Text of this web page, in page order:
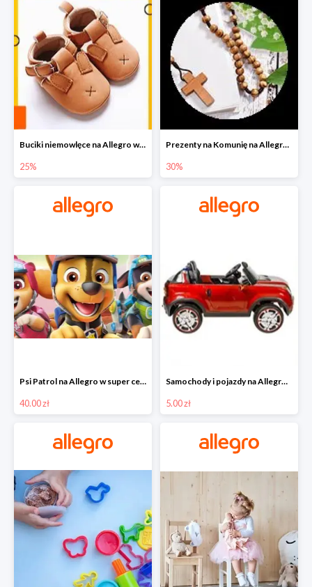
Buciki niemowlęce na Allegro w super cenach
25%
Prezenty na Komunię na Allegro do -30%
30%
Psi Patrol na Allegro w super cenach od 40 zł
40.00 zł
Samochody i pojazdy na Allegro w super cenach od 5 zł
5.00 zł